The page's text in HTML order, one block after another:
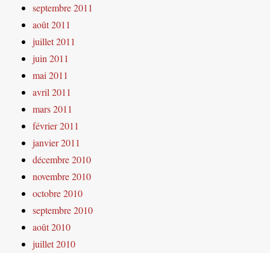
septembre 2011
août 2011
juillet 2011
juin 2011
mai 2011
avril 2011
mars 2011
février 2011
janvier 2011
décembre 2010
novembre 2010
octobre 2010
septembre 2010
août 2010
juillet 2010